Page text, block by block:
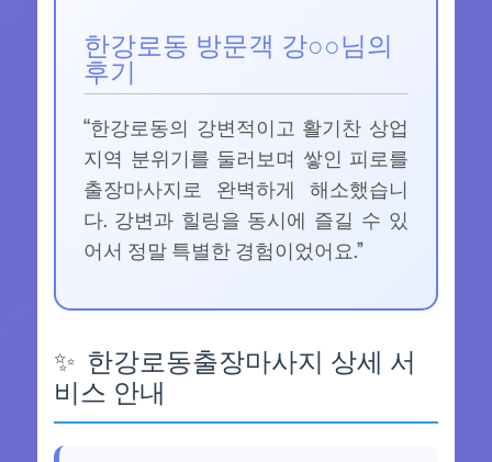
한강로동 방문객 강○○님의
후기
“한강로동의 강변적이고 활기찬 상업
지역 분위기를 둘러보며 쌓인 피로를
출장마사지로 완벽하게 해소했습니
다. 강변과 힐링을 동시에 즐길 수 있
어서 정말 특별한 경험이었어요.”
한강로동출장마사지 상세 서
비스 안내